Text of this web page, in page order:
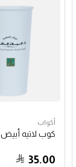
أكواب
كوب لاتيه أبيض 12 أونص
35.00